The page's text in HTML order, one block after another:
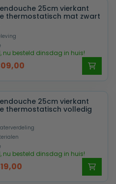
25cm vierkant
thermostatisch mat zwart
nu besteld dinsdag in huis!
is:
€ 309,00.
25cm vierkant
thermostatisch volledig
nu besteld dinsdag in huis!